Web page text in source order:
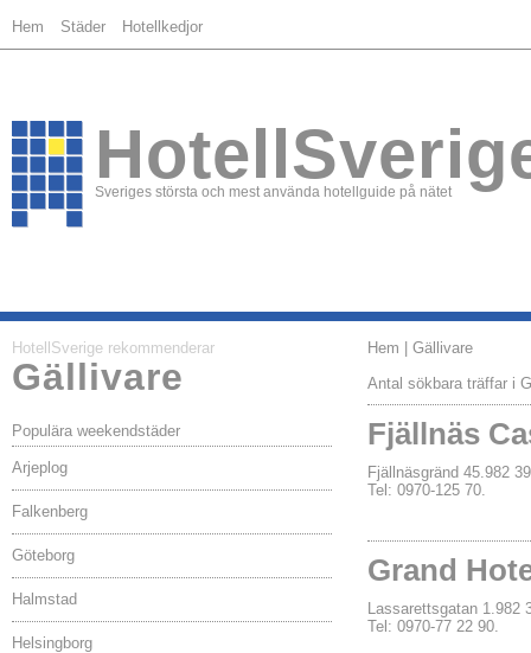
Hem Städer Hotellkedjor
Sveriges största och mest använda hotellguide på nätet
HotellSverige rekommenderar
Gällivare
Populära weekendstäder
Arjeplog
Falkenberg
Göteborg
Halmstad
Helsingborg
Hem | Gällivare
Antal sökbara träffar i
Fjällnäs
Fjällnäsgränd 45.982
Tel: 0970-125 70.
Grand
Lassarettsgatan 1.982
Tel: 0970-77 22 90.